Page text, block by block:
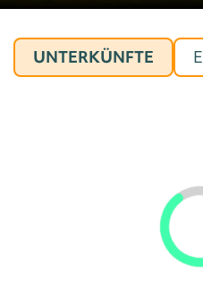
UNTERKÜNFTE